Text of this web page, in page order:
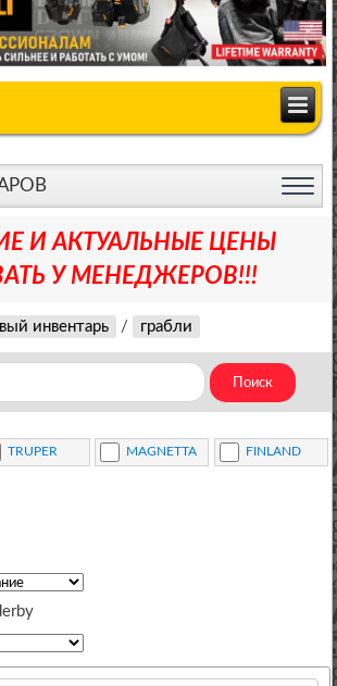
И АКТУАЛЬНЫЕ ЦЕНЫ
У МЕНЕДЖЕРОВ!!!
инвентарь / грабли
TRUPER MAGNETTA FINLAND